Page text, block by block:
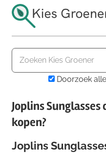
naar
inhoudKies
GroenerDoorzoek
Joplins
kopen?
Joplins